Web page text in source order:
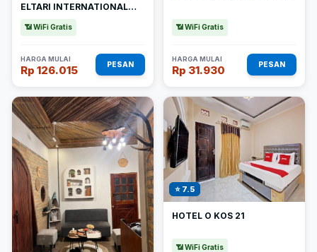
ELTARI INTERNATIONAL
📶 WiFi Gratis
HARGA MULAI
Rp 126.015 PESAN
📶 WiFi Gratis
HARGA MULAI
Rp 31.930 PESAN
⭐ 7.5
HOTEL O KOS 21
📶 WiFi Gratis